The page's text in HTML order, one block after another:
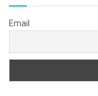
Email